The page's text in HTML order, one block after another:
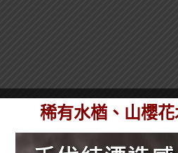
稀有水楢、山櫻